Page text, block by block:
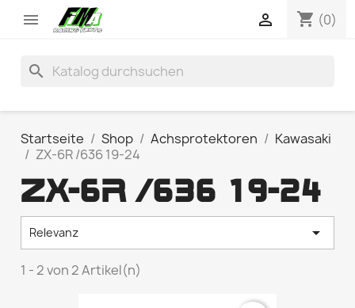
 shopping_cart (0)

search
Startseite Shop Achsprotektoren
Kawasaki
ZX-6R /636 19-24
ZX-6R /636 19-24
Relevanz 
1 - 2 von 2 Artikel(n)